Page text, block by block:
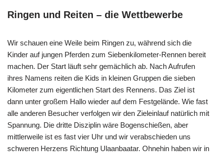
Ringen und Reiten – die Wettbewerbe
Wir schauen eine Weile beim Ringen zu, während sich die
Kinder auf jungen Pferden zum Siebenkilometer-Rennen bereit
machen. Der Start läuft sehr gemächlich ab. Nach Aufrufen
ihres Namens reiten die Kids in kleinen Gruppen die sieben
Kilometer zum eigentlichen Start des Rennens. Das Ziel ist
dann unter großem Hallo wieder auf dem Festgelände. Wie fast
alle anderen Besucher verfolgen wir den Zieleinlauf natürlich mit
Spannung. Die dritte Disziplin wäre Bogenschießen, aber
mittlerweile ist es fast vier Uhr und wir verabschieden uns
schweren Herzens Richtung Ulaanbaatar. Ohnehin haben wir in